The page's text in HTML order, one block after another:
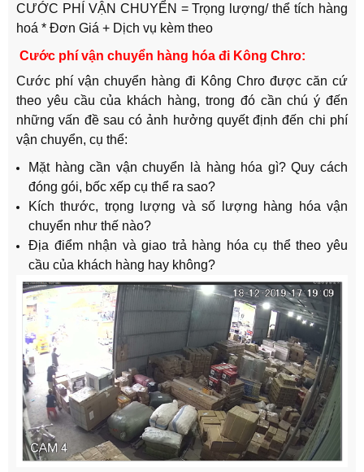
CƯỚC PHÍ VẬN CHUYỂN = Trọng lượng/ thể tích hàng
hoá * Đơn Giá + Dịch vụ kèm theo
Cước phí vận chuyển hàng hóa đi Kông Chro:
Cước phí vận chuyển hàng đi Kông Chro được căn cứ
theo yêu cầu của khách hàng, trong đó cần chú ý đến
những vấn đề sau có ảnh hưởng quyết định đến chi phí
vận chuyển, cụ thể:
Mặt hàng cần vận chuyển là hàng hóa gì? Quy cách
đóng gói, bốc xếp cụ thể ra sao?
Kích thước, trọng lượng và số lượng hàng hóa vận
chuyển như thế nào?
Địa điểm nhận và giao trả hàng hóa cụ thể theo yêu
cầu của khách hàng hay không?